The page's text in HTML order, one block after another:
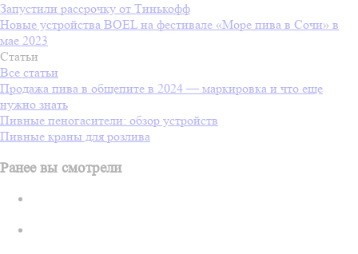
Запустили рассрочку от Тинькофф
Новые устройства BOEL на фестивале «Море пива в Сочи» в
мае 2023
Статьи
Все статьи
Продажа пива в общепите в 2024 — маркировка и что еще
нужно знать
Пивные пеногасители: обзор устройств
Пивные краны для розлива
Ранее вы смотрели